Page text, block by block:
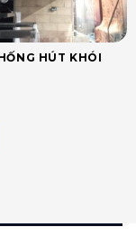
HÚT KHÓI